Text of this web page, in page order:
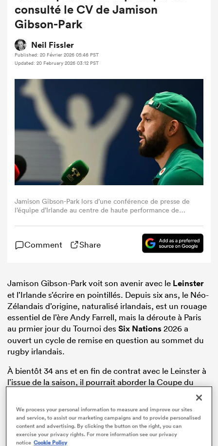
consulté le CV de Jamison
Gibson-Park
Neil Fissler
Published: 20 Février 2026 05:46 PST
Updated: 20 February 2026 03:12 PST
Jamison Gibson-Park lors d’une conférence de presse de
l’équipe d’Irlande au centre de haute performance de
Getty Images)
Comment Share
Jamison Gibson-Park voit son avenir avec le Leinster
et l’Irlande s’écrire en pointillés. Depuis six ans, le Néo-
Zélandais d’origine, naturalisé irlandais, est un rouage
essentiel de l’ère Andy Farrell, mais la déroute à Paris
au prmier jour du Tournoi des Six Nations2026 a
ouvert un cycle de remise en question au sommet du
rugby irlandais.
À bientôt 34 ans et en fin de contrat avec le Leinster à
l’issue de la saison, il pourrait aborder la Coupe du
Monde de Rugby de l’an prochain en Australie sans
garantie de rester dans la province qui l’a vu s’imposer
comme stratège numéro un. Relégué sur le banc lors
de la victoire contre l’Italie au profit deCraig Casey
a retrouvé une place de titulaire pour le déplacement
We process your personal information to measure and improve our sites
and service, to assist our marketing campaigns and to provide personalised
content and advertising. By clicking the button on the right, you can
exercise your privacy rights. For more information see our privacy
notice Cookie Policy